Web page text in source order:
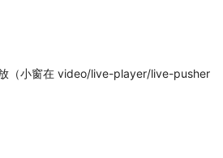
（小窗在 video/live-player/live-pusher